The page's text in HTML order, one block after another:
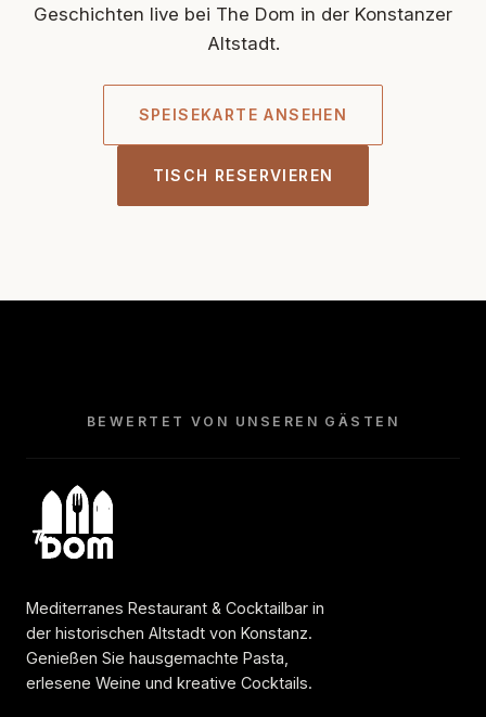
Geschichten live bei The Dom in der Konstanzer
Altstadt.
SPEISEKARTE ANSEHEN
TISCH RESERVIEREN
BEWERTET VON UNSEREN GÄSTEN
Mediterranes Restaurant & Cocktailbar in
der historischen Altstadt von Konstanz.
Genießen Sie hausgemachte Pasta,
erlesene Weine und kreative Cocktails.